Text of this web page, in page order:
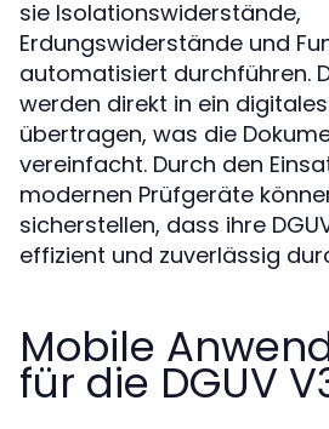
sie Isolationswiderstände,
Erdungswiderstände und
automatisiert durchführen.
werden direkt in ein
übertragen, was die
vereinfacht. Durch den
modernen Prüfgeräte
sicherstellen, dass ihre
effizient und zuverlässig
Mobile
für die DGUV